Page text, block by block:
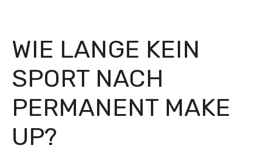
WIE LANGE KEIN
SPORT NACH
PERMANENT MAKE
UP?